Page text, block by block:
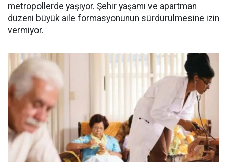
metropollerde yaşıyor. Şehir yaşamı ve apartman
düzeni büyük aile formasyonunun sürdürülmesine izin
vermiyor.